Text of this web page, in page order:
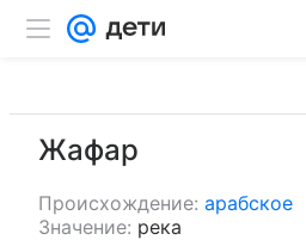
Жафар
Происхождение: арабское
Значение: река